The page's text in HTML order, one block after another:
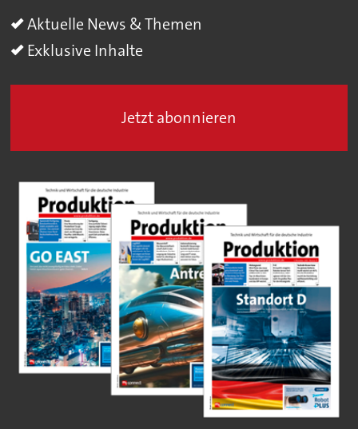
Aktuelle News & Themen
Exklusive Inhalte
Jetzt abonnieren